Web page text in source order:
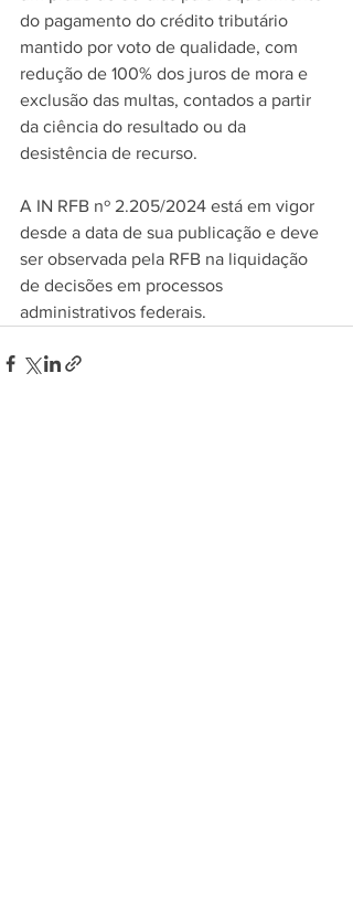
do pagamento do crédito tributário
mantido por voto de qualidade, com
redução de 100% dos juros de mora e
exclusão das multas, contados a partir
da ciência do resultado ou da
desistência de recurso.
A IN RFB nº 2.205/2024 está em vigor
desde a data de sua publicação e deve
ser observada pela RFB na liquidação
de decisões em processos
administrativos federais.